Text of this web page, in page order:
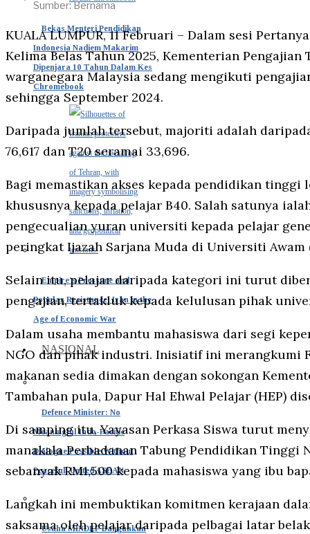
Bekas Menteri Pendidikan
Indonesia Nadiem Makarim
Dipenjara 10 Tahun Dalam Kes
Chromebook
Empire’s Pressure and
Popular Resistance: Iran in the
Age of Economic War
NASIONAL
Defence Minister: No
Meaningful Indo-Pacific
Dialogue Possible Without
Peaceful, United ASEAN
Usaha MINDEF Bangunkan
Sumber: Bernama
KUALA LUMPUR, 11 Februari – Dalam sesi
Kelima Belas Tahun 2025, Kementerian
warganegara Malaysia sedang mengikuti
sehingga September 2024.
Daripada jumlah tersebut, majoriti adalah
76,617 dan T20 seramai 33,696.
Bagi memastikan akses kepada pendidikan
khususnya kepada pelajar B40. Salah satunya
pengecualian yuran universiti kepada pelajar
peringkat Ijazah Sarjana Muda di Universiti Awam
Selain itu, pelajar daripada kategori ini turut
pengajian, tertakluk kepada kelulusan pihak
Dalam usaha membantu mahasiswa dari segi
NGO dan pihak industri. Inisiatif ini merangkumi
makanan sedia dimakan dengan sokongan
Tambahan pula, Dapur Hal Ehwal Pelajar (HEP)
Di samping itu, Yayasan Perkasa Siswa turut
manakala Perbadanan Tabung Pendidikan Tinggi
sebanyak RM1,500 kepada mahasiswa yang ibu
Langkah ini membuktikan komitmen kerajaan
saksama oleh pelajar daripada pelbagai latar